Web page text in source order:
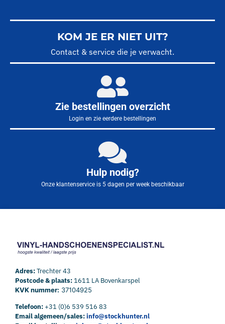
KOM JE ER NIET UIT?
Contact & service die je verwacht.
Zie bestellingen overzicht
Login en zie eerdere bestellingen
Hulp nodig?
Onze klantenservice is 5 dagen per week beschikbaar
Adres:Trechter 43
Postcode & plaats: 1611 LA Bovenkarspel
KVK nummer: 37104925
Telefoon:+31 (0)6 539 516 83
Email algemeen/sales:info@stockhunter.nl